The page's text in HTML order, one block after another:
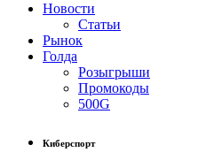
Новости
Статьи
Рынок
Голда
Розыгрыши
Промокоды
500G
Киберспорт